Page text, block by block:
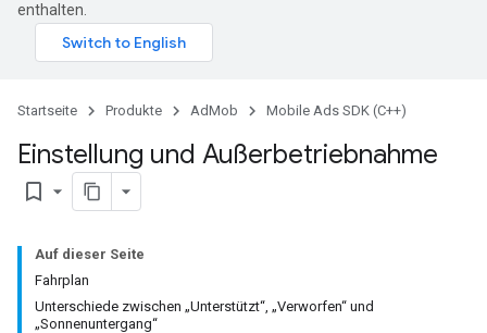
enthalten.
Startseite Produkte AdMob Mobile Ads SDK (C++)
Einstellung und Außerbetriebnahme
bookmark_border
Auf dieser Seite
Fahrplan
Unterschiede zwischen „Unterstützt“, „Verworfen“ und
„Sonnenuntergang“